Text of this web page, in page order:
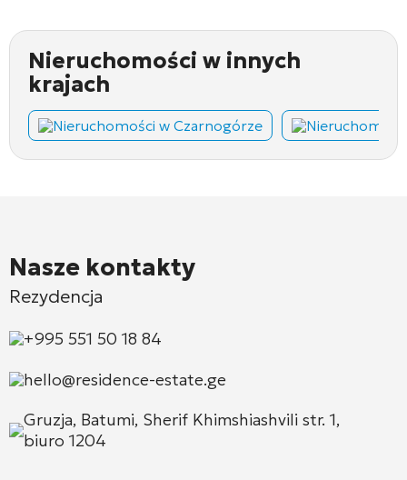
Nieruchomości w innych
krajach
Nieruchomości w Czarnogórze
Nasze kontakty
Rezydencja
+995 551 50 18 84
hello@residence-estate.ge
Gruzja, Batumi, Sherif Khimshiashvili str. 1,
biuro 1204